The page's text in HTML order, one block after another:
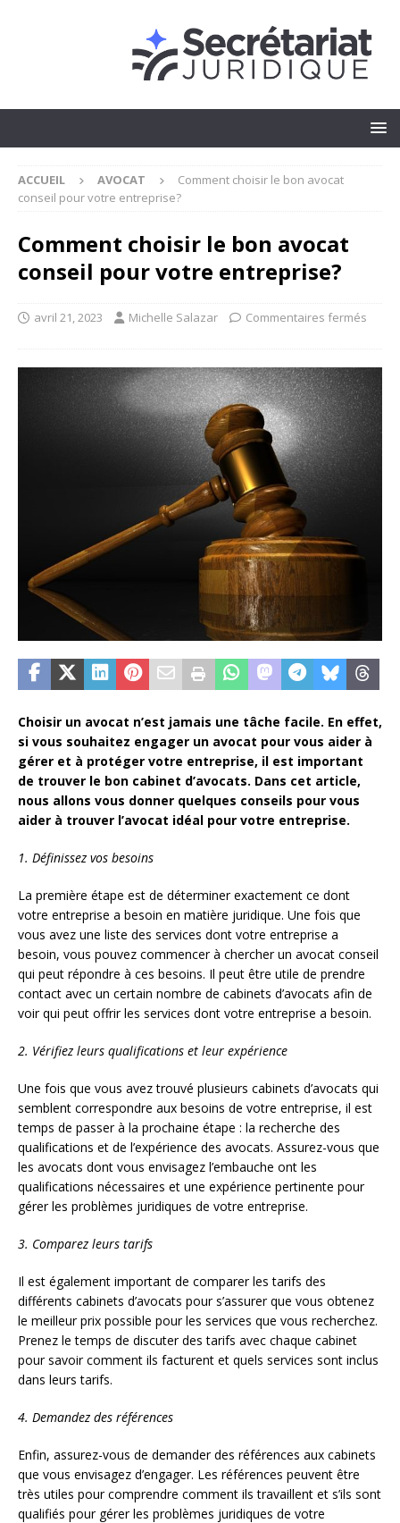
ACCUEIL AVOCAT
Comment choisir le bon avocat
conseil pour votre entreprise?
Comment choisir le bon avocat
conseil pour votre entreprise?
avril 21, 2023 Michelle Salazar Commentaires fermés
Choisir un avocat n’est jamais une tâche facile. En effet,
si vous souhaitez engager un avocat pour vous aider à
gérer et à protéger votre entreprise, il est important
de trouver le bon cabinet d’avocats. Dans cet article,
nous allons vous donner quelques conseils pour vous
aider à trouver l’avocat idéal pour votre entreprise.
1. Définissez vos besoins
La première étape est de déterminer exactement ce dont
votre entreprise a besoin en matière juridique. Une fois que
vous avez une liste des services dont votre entreprise a
besoin, vous pouvez commencer à chercher un avocat conseil
qui peut répondre à ces besoins. Il peut être utile de prendre
contact avec un certain nombre de cabinets d’avocats afin de
voir qui peut offrir les services dont votre entreprise a besoin.
2. Vérifiez leurs qualifications et leur expérience
Une fois que vous avez trouvé plusieurs cabinets d’avocats qui
semblent correspondre aux besoins de votre entreprise, il est
temps de passer à la prochaine étape : la recherche des
qualifications et de l’expérience des avocats. Assurez-vous que
les avocats dont vous envisagez l’embauche ont les
qualifications nécessaires et une expérience pertinente pour
gérer les problèmes juridiques de votre entreprise.
3. Comparez leurs tarifs
Il est également important de comparer les tarifs des
différents cabinets d’avocats pour s’assurer que vous obtenez
le meilleur prix possible pour les services que vous recherchez.
Prenez le temps de discuter des tarifs avec chaque cabinet
pour savoir comment ils facturent et quels services sont inclus
dans leurs tarifs.
4. Demandez des références
Enfin, assurez-vous de demander des références aux cabinets
que vous envisagez d’engager. Les références peuvent être
très utiles pour comprendre comment ils travaillent et s’ils sont
qualifiés pour gérer les problèmes juridiques de votre